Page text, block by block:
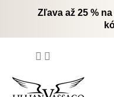
Zľava až 25 %